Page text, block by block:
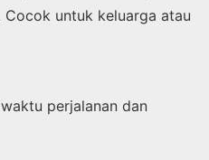
Cocok untuk keluarga atau
perjalanan dan